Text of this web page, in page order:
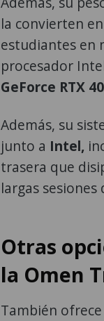
la convierten
estudiantes en
procesador
GeForce RTX
Además, su
junto a Intel,
trasera que
largas sesiones
Otras
la Omen
También